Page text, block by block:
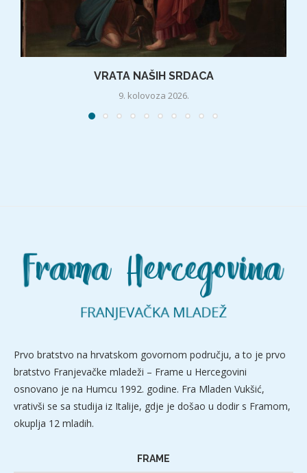
VRATA NAŠIH SRDACA
9. kolovoza 2026.
Prvo bratstvo na hrvatskom govornom području, a to je prvo
bratstvo Franjevačke mladeži – Frame u Hercegovini
osnovano je na Humcu 1992. godine. Fra Mladen Vukšić,
vrativši se sa studija iz Italije, gdje je došao u dodir s Framom,
okuplja 12 mladih.
FRAME